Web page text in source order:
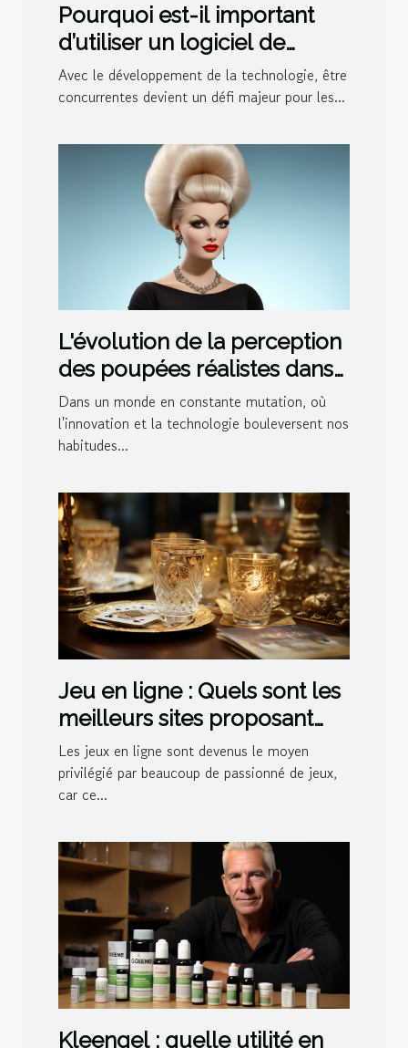
Pourquoi est-il important
d’utiliser un logiciel de
ludothèque et de
médiathèque pour votre
Avec le développement de la technologie, être
concurrentes devient un défi majeur pour les...
L'évolution de la perception
des poupées réalistes dans
la société moderne
Dans un monde en constante mutation, où
l'innovation et la technologie bouleversent nos
habitudes...
Jeu en ligne : Quels sont les
meilleurs sites proposant
des jeux de belote ?
Les jeux en ligne sont devenus le moyen
privilégié par beaucoup de passionné de jeux,
car ce...
Kleengel : quelle utilité en